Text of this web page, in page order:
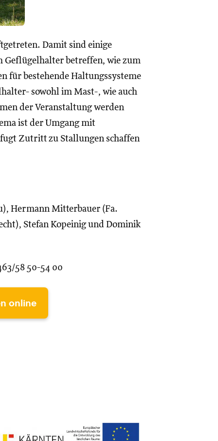
Damit sind einige
Geflügelhalter betreffen, wie zum
für bestehende Haltungssysteme
sowohl im Mast-, wie auch
der Veranstaltung werden
ist der Umgang mit
Zutritt zu Stallungen schaffen
Hermann Mitterbauer (Fa.
Stefan Kopeinig und Dominik
58 50-54 00
online